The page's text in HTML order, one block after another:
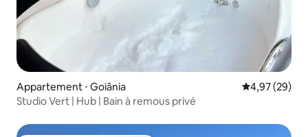
Appartement ⋅ Goiânia Évaluation
4,97 (29)
Studio Vert | Hub | Bain à remous privé